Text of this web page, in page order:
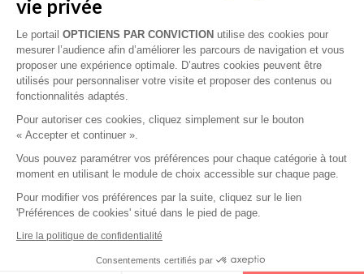
Contactez Alliance Optic, la centrale d’achats et
d’accompagnement des opticiens indépendants
vie privée
Le portail OPTICIENS PAR CONVICTION utilise des cookies pour
mesurer l’audience afin d’améliorer les parcours de navigation et vous
proposer une expérience optimale. D’autres cookies peuvent être
utilisés pour personnaliser votre visite et proposer des contenus ou
fonctionnalités adaptés.
Pour autoriser ces cookies, cliquez simplement sur le bouton
« Accepter et continuer ».
Vous pouvez paramétrer vos préférences pour chaque catégorie à tout
moment en utilisant le module de choix accessible sur chaque page.
Pour modifier vos préférences par la suite, cliquez sur le lien
'Préférences de cookies' situé dans le pied de page.
Lire la politique de confidentialité
Consentements certifiés par